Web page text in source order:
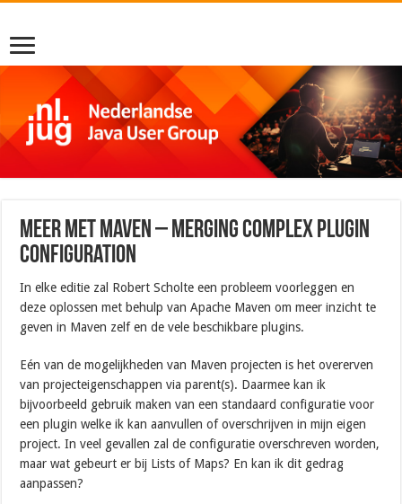
Meer met Maven – Merging complex plugin
configuration
In elke editie zal Robert Scholte een probleem voorleggen en
deze oplossen met behulp van Apache Maven om meer inzicht te
geven in Maven zelf en de vele beschikbare plugins.
Eén van de mogelijkheden van Maven projecten is het overerven
van projecteigenschappen via parent(s). Daarmee kan ik
bijvoorbeeld gebruik maken van een standaard configuratie voor
een plugin welke ik kan aanvullen of overschrijven in mijn eigen
project. In veel gevallen zal de configuratie overschreven worden,
maar wat gebeurt er bij Lists of Maps? En kan ik dit gedrag
aanpassen?